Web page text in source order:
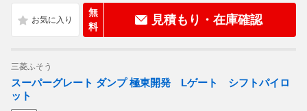
無
料
見積もり・在庫確認
三菱ふそう
スーパーグレート ダンプ 極東開発 Lゲート シフトパイロ
ット